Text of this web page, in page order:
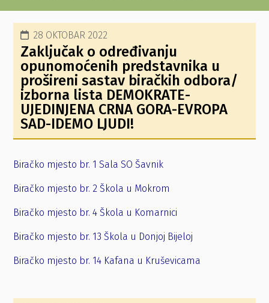
28 OKTOBAR 2022
Zaključak o određivanju
opunomoćenih predstavnika u
prošireni sastav biračkih odbora/
izborna lista DEMOKRATE-
UJEDINJENA CRNA GORA-EVROPA
SAD-IDEMO LJUDI!
Biračko mjesto br. 1 Sala SO Šavnik
Biračko mjesto br. 2 Škola u Mokrom
Biračko mjesto br. 4 Škola u Komarnici
Biračko mjesto br. 13 Škola u Donjoj Bijeloj
Biračko mjesto br. 14 Kafana u Kruševicama